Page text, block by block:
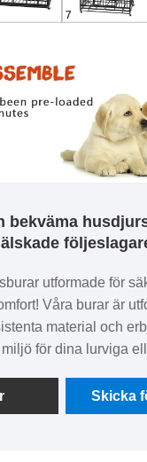
bekväma
utformade för
Våra burar är
material och
för dina lurviga
valfria
resor. Med olika
Skicka